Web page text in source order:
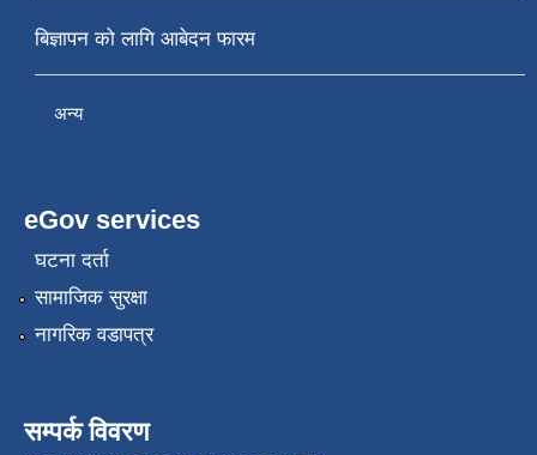
बिज्ञापन को लागि आबेदन फारम
अन्य
eGov services
घटना दर्ता
सामाजिक सुरक्षा
नागरिक वडापत्र
सम्पर्क विवरण